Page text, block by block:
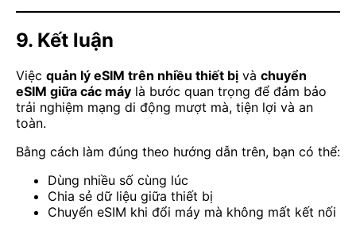
9. Kết luận
Việc quản lý eSIM trên nhiều thiết bị và chuyển
eSIM giữa các máy là bước quan trọng để đảm bảo
trải nghiệm mạng di động mượt mà, tiện lợi và an
toàn.
Bằng cách làm đúng theo hướng dẫn trên, bạn có thể:
Dùng nhiều số cùng lúc
Chia sẻ dữ liệu giữa thiết bị
Chuyển eSIM khi đổi máy mà không mất kết nối